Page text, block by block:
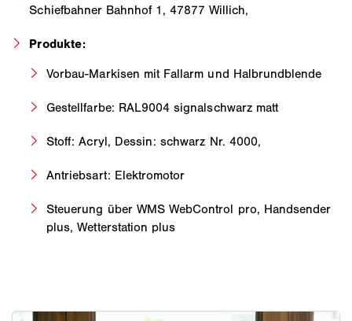
Schiefbahner Bahnhof 1, 47877 Willich,
Produkte:
Vorbau-Markisen mit Fallarm und Halbrundblende
Gestellfarbe: RAL9004 signalschwarz matt
Stoff: Acryl, Dessin: schwarz Nr. 4000,
Antriebsart: Elektromotor
Steuerung über WMS WebControl pro, Handsender
plus, Wetterstation plus